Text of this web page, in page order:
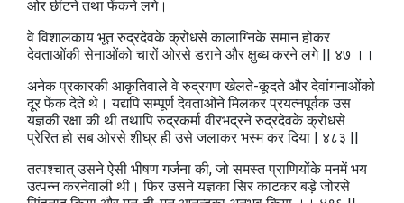
ओर छींटने तथा फेंकने लगे।
वे विशालकाय भूत रुद्रदेवके क्रोधसे कालाग्निके समान होकर
देवताओंकी सेनाओंको चारों ओरसे डराने और क्षुब्ध करने लगे || ४७ ।।
अनेक प्रकारकी आकृतिवाले वे रुद्रगण खेलते-कूदते और देवांगनाओंको
दूर फेंक देते थे। यद्यपि सम्पूर्ण देवताओंने मिलकर प्रयत्नपूर्वक उस
यज्ञकी रक्षा की थी तथापि रुद्रकर्मा वीरभद्रने रुद्रदेवके क्रोधसे
प्रेरित हो सब ओरसे शीघ्र ही उसे जलाकर भस्म कर दिया | ४८३ ||
तत्पश्चात्‌ उसने ऐसी भीषण गर्जना की, जो समस्त प्राणियोंके मनमें भय
उत्पन्न करनेवाली थी। फिर उसने यज्ञका सिर काटकर बड़े जोरसे